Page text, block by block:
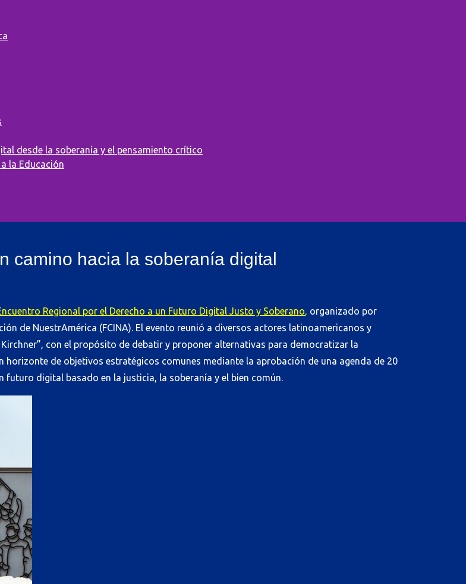
desde la soberanía y el pensamiento crítico
la Educación
camino hacia la soberanía digital
Regional por el Derecho a un Futuro Digital Justo y Soberano, organizado por
de NuestrAmérica (FCINA). El evento reunió a diversos actores latinoamericanos y
con el propósito de debatir y proponer alternativas para democratizar la
de objetivos estratégicos comunes mediante la aprobación de una agenda de 20
digital basado en la justicia, la soberanía y el bien común.